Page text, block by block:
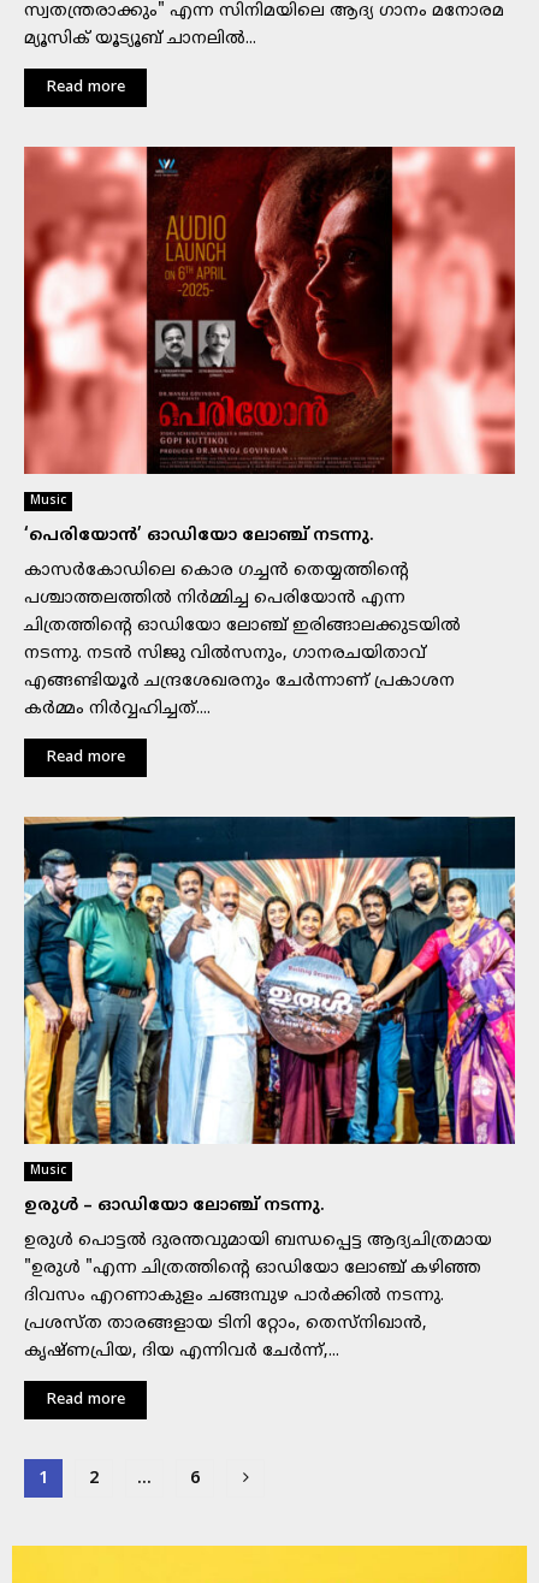
സ്വതന്ത്രരാക്കും" എന്ന സിനിമയിലെ ആദ്യ ഗാനം മനോരമ
മ്യൂസിക് യൂട്യൂബ് ചാനലിൽ...
Read more
Music
‘പെരിയോൻ’ ഓഡിയോ ലോഞ്ച് നടന്നു.
കാസർകോഡിലെ കൊര ഗച്ചൻ തെയ്യത്തിന്റെ
പശ്ചാത്തലത്തിൽ നിർമ്മിച്ച പെരിയോൻ എന്ന
ചിത്രത്തിന്റെ ഓഡിയോ ലോഞ്ച് ഇരിങ്ങാലക്കുടയിൽ
നടന്നു. നടൻ സിജു വിൽസനും, ഗാനരചയിതാവ്
എങ്ങണ്ടിയൂർ ചന്ദ്രശേഖരനും ചേർന്നാണ് പ്രകാശന
കർമ്മം നിർവ്വഹിച്ചത്....
Read more
Music
ഉരുൾ – ഓഡിയോ ലോഞ്ച് നടന്നു.
ഉരുൾ പൊട്ടൽ ദുരന്തവുമായി ബന്ധപ്പെട്ട ആദ്യചിത്രമായ
"ഉരുൾ "എന്ന ചിത്രത്തിന്റെ ഓഡിയോ ലോഞ്ച് കഴിഞ്ഞ
ദിവസം എറണാകുളം ചങ്ങമ്പുഴ പാർക്കിൽ നടന്നു.
പ്രശസ്ത താരങ്ങളായ ടിനി റ്റോം, തെസ്നിഖാൻ,
കൃഷ്ണപ്രിയ, ദിയ എന്നിവർ ചേർന്ന്,...
Read more
Posts
1 2 … 6